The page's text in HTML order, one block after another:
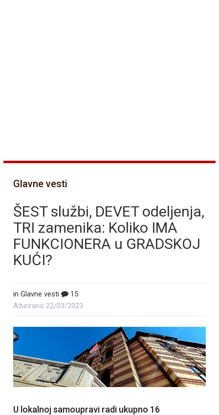
Glavne vesti
ŠEST službi, DEVET odeljenja,
TRI zamenika: Koliko IMA
FUNKCIONERA u GRADSKOJ
KUĆI?
in Glavne vesti
15
Ažurirano 22/03/2023
U lokalnoj samoupravi radi ukupno 16